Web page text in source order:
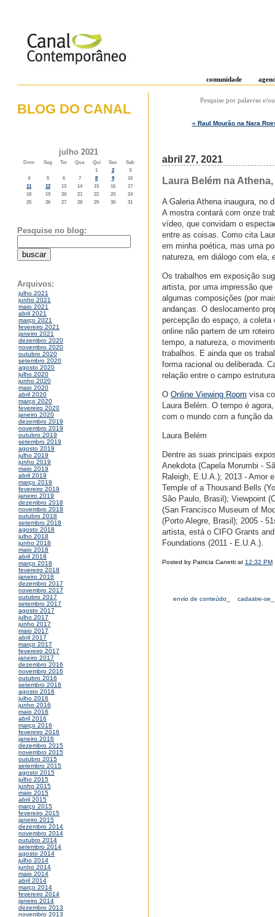
comunidade
BLOG DO CANAL
julho 2021
Dom Seg Ter Qua Qui Sex
Sab
1
2
3
4
5 6 7 8 9
10
11
12 13 14 15 16
17
18
19 20 21 22 23
24
25
26 27 28 29 30 31
Pesquise no blog:
Arquivos:
julho 2021
junho 2021
maio 2021
abril 2021
março 2021
fevereiro 2021
janeiro 2021
dezembro 2020
novembro 2020
outubro 2020
setembro 2020
agosto 2020
julho 2020
junho 2020
maio 2020
abril 2020
março 2020
fevereiro 2020
janeiro 2020
dezembro 2019
novembro 2019
outubro 2019
setembro 2019
agosto 2019
julho 2019
junho 2019
maio 2019
abril 2019
março 2019
fevereiro 2019
janeiro 2019
dezembro 2018
novembro 2018
outubro 2018
setembro 2018
agosto 2018
julho 2018
junho 2018
maio 2018
abril 2018
março 2018
fevereiro 2018
janeiro 2018
dezembro 2017
novembro 2017
outubro 2017
setembro 2017
agosto 2017
julho 2017
junho 2017
maio 2017
abril 2017
março 2017
fevereiro 2017
janeiro 2017
dezembro 2016
novembro 2016
outubro 2016
setembro 2016
agosto 2016
julho 2016
junho 2016
maio 2016
abril 2016
março 2016
fevereiro 2016
janeiro 2016
dezembro 2015
novembro 2015
outubro 2015
setembro 2015
agosto 2015
julho 2015
junho 2015
maio 2015
abril 2015
março 2015
fevereiro 2015
janeiro 2015
dezembro 2014
novembro 2014
outubro 2014
setembro 2014
agosto 2014
julho 2014
junho 2014
maio 2014
abril 2014
março 2014
fevereiro 2014
janeiro 2014
dezembro 2013
novembro 2013
Pesquise por palavras e/
« Raul Mourão na Nara
abril 27, 2021
Laura Belém na
A Galeria Athena inaugura, no
A mostra contará com onze
vídeo, que convidam o
entre as coisas. Como cita
em minha poética, mas uma
natureza, em diálogo com ela,
Os trabalhos em exposição
artista, por uma impressão
algumas composições (por
andanças. O deslocamento
percepção do espaço, a
online não partem de um
tempo, a natureza, o
trabalhos. E ainda que os
forma racional ou deliberada.
relação entre o campo
O Online Viewing Room visa
Laura Belém. O tempo é
com o mundo com a função da
Laura Belém
Dentre as suas principais
Anekdota (Capela Morumbi -
Raleigh, E.U.A.); 2013 - Amor
Temple of a Thousand Bells
São Paulo, Brasil); Viewpoint
(San Francisco Museum of
(Porto Alegre, Brasil); 2005 -
artista, está o CIFO Grants
Foundations (2011 - E.U.A.).
Posted by Patricia Canetti at 12:32 PM
envio de conteúdo_ cadastre-se_